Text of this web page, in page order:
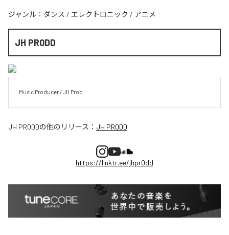
ジャンル： ダンス / エレクトロニック / アニメ
JH PR0DD
Music Producer / JH Prod.
JH PR0DDの他のリリース： JH PR0DD
https://linktr.ee/jhpr0dd